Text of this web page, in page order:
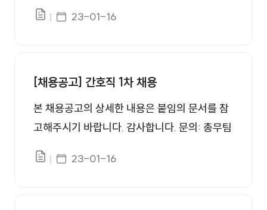
회의 설치와 운영에 관한 법률」 제82조에 따른
파일있음게시일자
23-01-16
[채용공고] 간호직 1차 채용
본 채용공고의 상세한 내용은 붙임의 문서를 참
고해주시기 바랍니다. 감사합니다. 문의: 총무팀
파일있음게시일자
23-01-16